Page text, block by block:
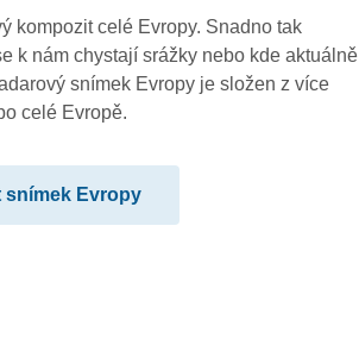
kompozit celé Evropy. Snadno tak
k nám chystají srážky nebo kde aktuálně
snímek Evropy je složen z více
celé Evropě.
snímek Evropy